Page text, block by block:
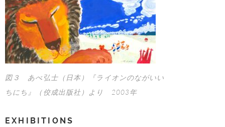
図３ あべ弘士（日本）『ライオンのながいい
ちにち』（佼成出版社）より 2003年
EXHIBITIONS